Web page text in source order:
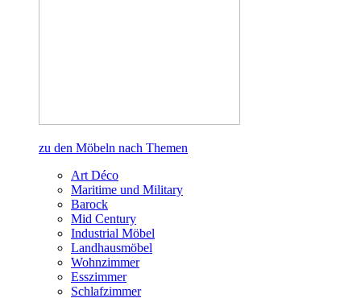
zu den Möbeln nach Themen
Art Déco
Maritime und Military
Barock
Mid Century
Industrial Möbel
Landhausmöbel
Wohnzimmer
Esszimmer
Schlafzimmer